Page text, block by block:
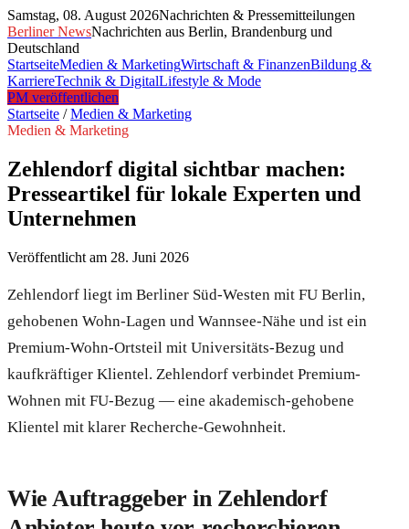
Samstag, 08. August 2026Nachrichten & Pressemitteilungen
Berliner NewsNachrichten aus Berlin, Brandenburg und
Deutschland
StartseiteMedien & MarketingWirtschaft & FinanzenBildung &
KarriereTechnik & DigitalLifestyle & Mode
PM veröffentlichen
Startseite /Medien & Marketing
Medien & Marketing
Zehlendorf digital sichtbar machen:
Presseartikel für lokale Experten und
Unternehmen
Veröffentlicht am 28. Juni 2026
Zehlendorf liegt im Berliner Süd-Westen mit FU Berlin,
gehobenen Wohn-Lagen und Wannsee-Nähe und ist ein
Premium-Wohn-Ortsteil mit Universitäts-Bezug und
kaufkräftiger Klientel. Zehlendorf verbindet Premium-
Wohnen mit FU-Bezug — eine akademisch-gehobene
Klientel mit klarer Recherche-Gewohnheit.
Wie Auftraggeber in Zehlendorf